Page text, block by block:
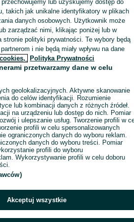
na OLX, aby skontaktować się z
lub uzyskujemy dostęp do
takich jak unikalne identyfikatory w plikach
danych osobowych. Użytkownik może
zarządzać nimi, klikając poniżej lub w
stronie polityki prywatności. Te wybory będą
i nie będą miały wpływu na dane
Polityka Prywatności
przetwarzamy dane w celu
geolokalizacyjnych. Aktywne skanowanie
do celów identyfikacji. Rozumienie
lub kombinacji danych z różnych źródeł.
na urządzeniu lub dostęp do nich. Pomiar
i ulepszanie usług. Tworzenie profili w
profili w celu spersonalizowanych
ograniczonych danych do wyboru reklam.
danych do wyboru treści. Pomiar
profili do wyboru
Wykorzystywanie profili w celu doboru
Akceptuj wszystkie